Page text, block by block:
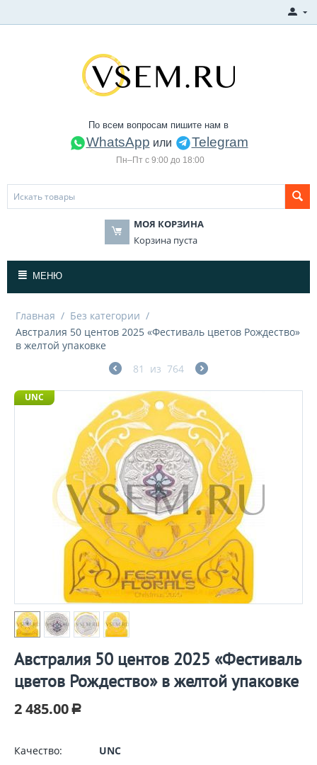
По всем вопросам пишите нам в
WhatsApp или Telegram
Пн–Пт с 9:00 до 18:00
МОЯ КОРЗИНА
Корзина пуста
МЕНЮ
Главная / Без категории /
Австралия 50 центов 2025 «Фестиваль цветов Рождество»
в желтой упаковке
81
из 764
UNC
Австралия 50 центов 2025 «Фестиваль
цветов Рождество» в желтой упаковке
2 485.00 Р
Качество:
UNC